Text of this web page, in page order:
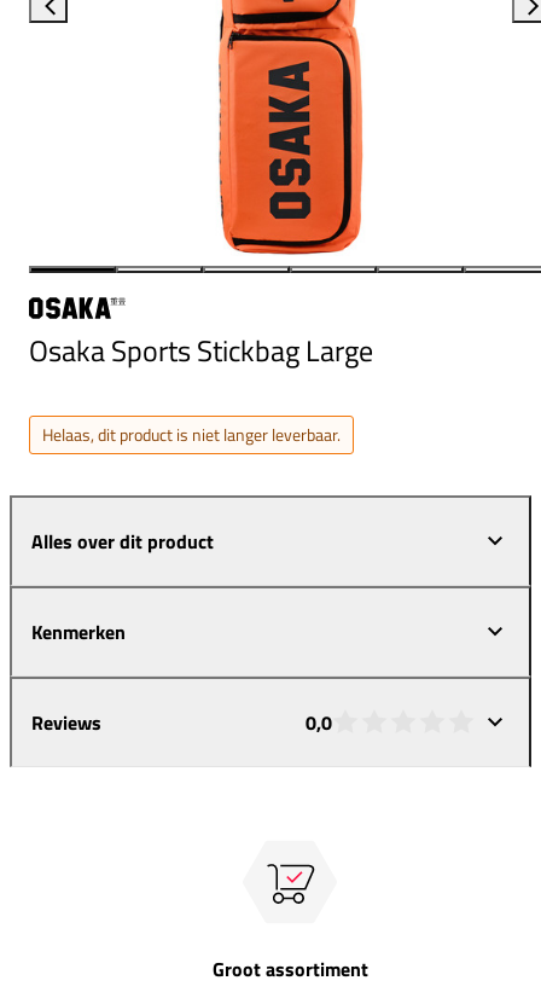
Osaka Sports Stickbag Large
Helaas, dit product is niet langer leverbaar.
Alles over dit product
Kenmerken
Reviews 0,0
Groot assortiment